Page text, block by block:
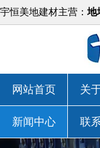
宇恒美地建材主营： 地
网站首页 关
新闻中心 联